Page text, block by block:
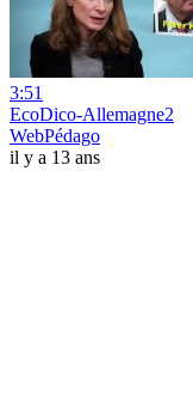
3:51
EcoDico-Allemagne2
WebPédago
il y a 13 ans